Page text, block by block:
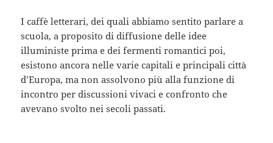
I caffè letterari, dei quali abbiamo sentito parlare a
scuola, a proposito di diffusione delle idee
illuministe prima e dei fermenti romantici poi,
esistono ancora nelle varie capitali e principali città
d’Europa, ma non assolvono più alla funzione di
incontro per discussioni vivaci e confronto che
avevano svolto nei secoli passati.